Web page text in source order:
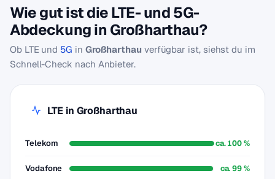
Wie gut ist die LTE- und 5G-
Abdeckung in Großharthau?
Ob LTE und 5G in Großharthau verfügbar ist, siehst du im
Schnell-Check nach Anbieter.
LTE in Großharthau
Telekom ca. 100 %
Vodafone ca. 99 %